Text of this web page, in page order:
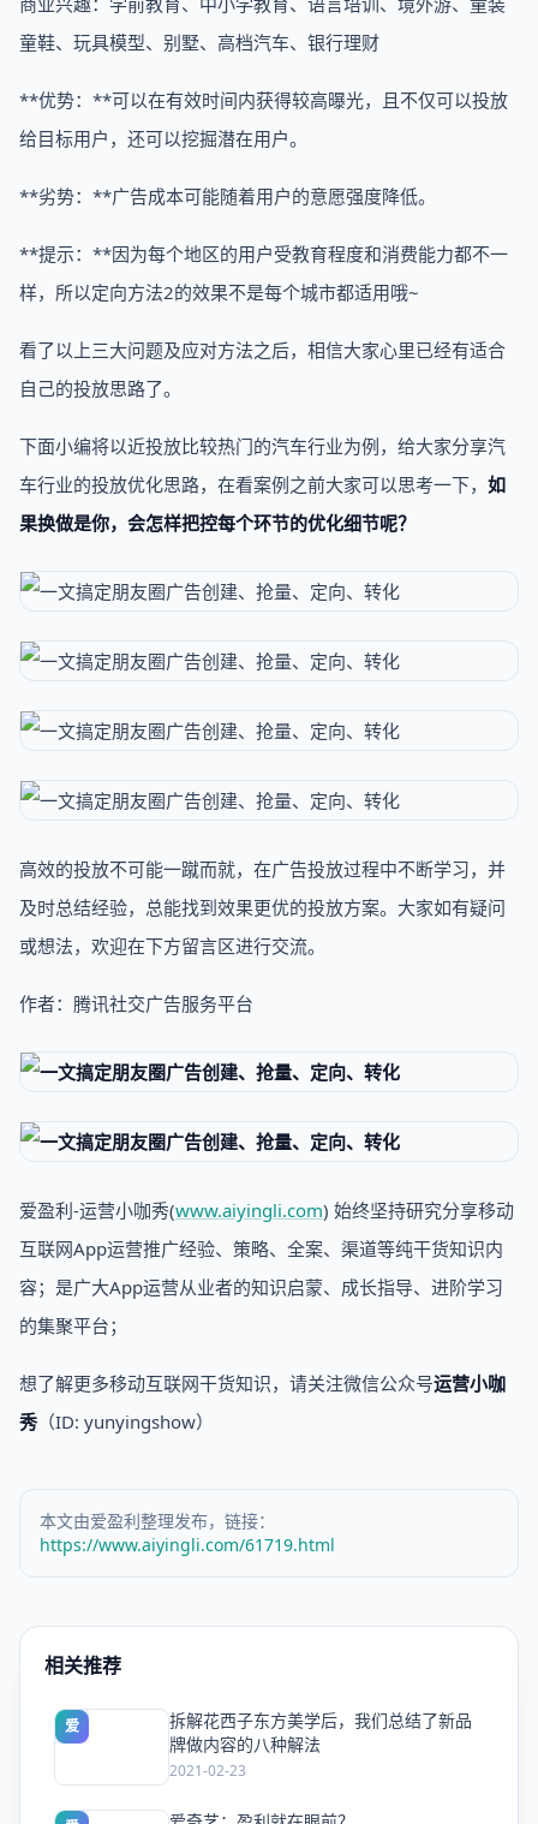
童鞋、玩具模型、别墅、高档汽车、银行理财
**优势：**可以在有效时间内获得较高曝光，且不仅可以投放
给目标用户，还可以挖掘潜在用户。
**劣势：**广告成本可能随着用户的意愿强度降低。
**提示：**因为每个地区的用户受教育程度和消费能力都不一
样，所以定向方法2的效果不是每个城市都适用哦~
看了以上三大问题及应对方法之后，相信大家心里已经有适合
自己的投放思路了。
下面小编将以近投放比较热门的汽车行业为例，给大家分享汽
车行业的投放优化思路，在看案例之前大家可以思考一下， 如
果换做是你，会怎样把控每个环节的优化细节呢？
高效的投放不可能一蹴而就，在广告投放过程中不断学习，并
及时总结经验，总能找到效果更优的投放方案。大家如有疑问
或想法，欢迎在下方留言区进行交流。
作者：腾讯社交广告服务平台
爱盈利-运营小咖秀(www.aiyingli.com) 始终坚持研究分享移动
互联网App运营推广经验、策略、全案、渠道等纯干货知识内
容；是广大App运营从业者的知识启蒙、成长指导、进阶学习
的集聚平台；
想了解更多移动互联网干货知识，请关注微信公众号运营小咖
秀（ID: yunyingshow）
本文由爱盈利整理发布，链接：
https://www.aiyingli.com/61719.html
相关推荐
爱
拆解花西子东方美学后，我们总结了新品
牌做内容的八种解法
2021-02-23